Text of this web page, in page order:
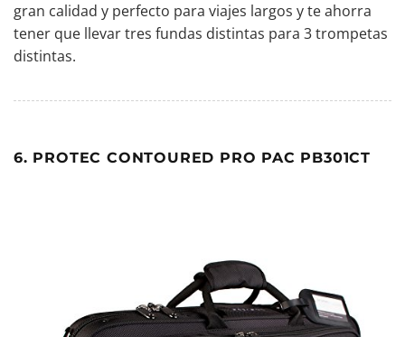
gran calidad y perfecto para viajes largos y te ahorra
tener que llevar tres fundas distintas para 3 trompetas
distintas.
6. PROTEC CONTOURED PRO PAC PB301CT